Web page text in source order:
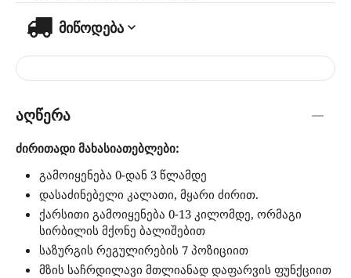
მიწოდება
აღწერა
ძირითადი მახასიათებლები:
გამოიყენება 0-დან 3 წლამდე
დასაძინებელი კალათი, მყარი ძირით.
ქარსითი გამოიყენება 0-13 კილომდე, ორმაგი
სირბილის მქონე ბალიშებით
საზურგის რეგულირების 7 პოზიციით
მზის საჩრდილავი მთლიანად დაფარვის ფუნქციით